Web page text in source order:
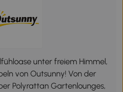
unter freiem Himmel,
von Outsunny! Von der
Polyrattan Gartenlounges,